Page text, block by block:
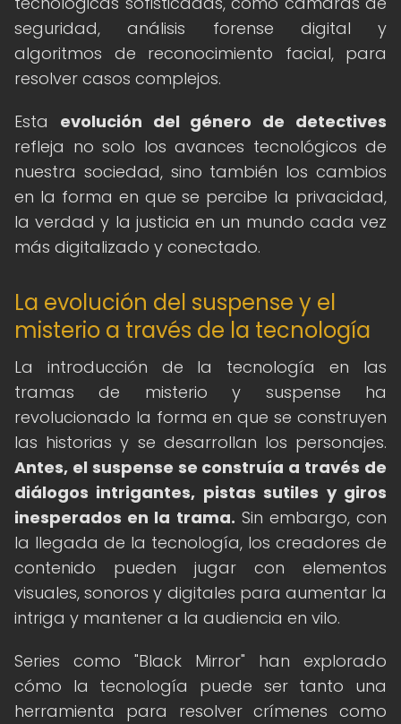
seguridad, análisis forense digital y
algoritmos de reconocimiento facial, para
resolver casos complejos.
Esta evolución del género de detectives
refleja no solo los avances tecnológicos de
nuestra sociedad, sino también los cambios
en la forma en que se percibe la privacidad,
la verdad y la justicia en un mundo cada vez
más digitalizado y conectado.
La evolución del suspense y el
misterio a través de la tecnología
La introducción de la tecnología en las
tramas de misterio y suspense ha
revolucionado la forma en que se construyen
las historias y se desarrollan los personajes.
Antes, el suspense se construía a través de
diálogos intrigantes, pistas sutiles y giros
inesperados en la trama. Sin embargo, con
la llegada de la tecnología, los creadores de
contenido pueden jugar con elementos
visuales, sonoros y digitales para aumentar la
intriga y mantener a la audiencia en vilo.
Series como "Black Mirror" han explorado
cómo la tecnología puede ser tanto una
herramienta para resolver crímenes como